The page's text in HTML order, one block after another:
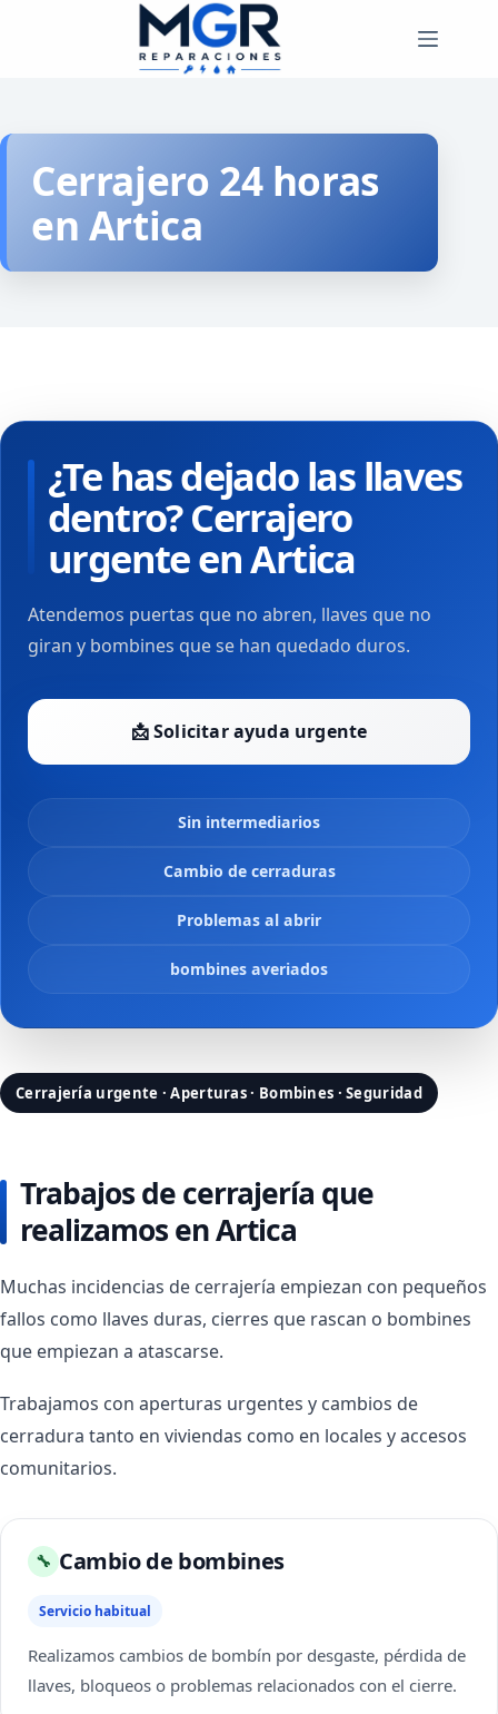
Cerrajero 24 horas
en Artica
¿Te has dejado las llaves
dentro? Cerrajero
urgente en Artica
Atendemos puertas que no abren, llaves que no
giran y bombines que se han quedado duros.
📩 Solicitar ayuda urgente
Sin intermediarios
Cambio de cerraduras
Problemas al abrir
bombines averiados
Cerrajería urgente · Aperturas · Bombines · Seguridad
Trabajos de cerrajería que
realizamos en Artica
Muchas incidencias de cerrajería empiezan con pequeños
fallos como llaves duras, cierres que rascan o bombines
que empiezan a atascarse.
Trabajamos con aperturas urgentes y cambios de
cerradura tanto en viviendas como en locales y accesos
comunitarios.
🔧 Cambio de bombines
Servicio habitual
Realizamos cambios de bombín por desgaste, pérdida de
llaves, bloqueos o problemas relacionados con el cierre.